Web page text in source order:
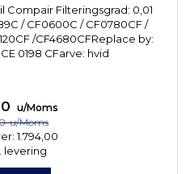
Compair Filteringsgrad: 0,01
/ CF0600C / CF0780CF /
/CF4680CFReplace by:
0198 CFarve: hvid
u/Moms
u/Moms
1.794,00
levering